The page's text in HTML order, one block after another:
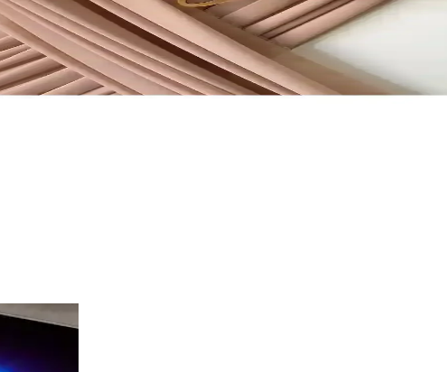
ihtiyaçlarınıza en uygun seçimi yapmanızı sağlayan kapsamlı
Dekoratif Çözümler
kişiselleştirme ve modern dekorasyonun vazgeçilmezleri arasında yer